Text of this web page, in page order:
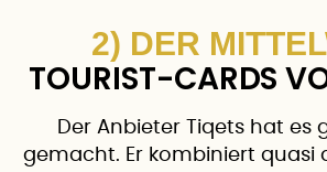
2) DER
TOURIST-CARDS
Der Anbieter Tiqets hat es
gemacht. Er kombiniert quasi